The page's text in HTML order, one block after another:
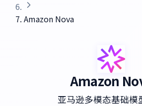
Amazon Nova
Amazon
亚马逊多模态基础模